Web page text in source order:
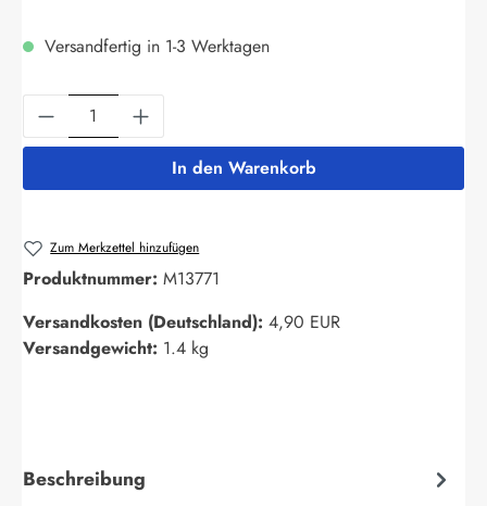
Versandfertig in 1-3 Werktagen
Produkt Anzahl: Gib den gewünschten
In den Warenkorb
Zum Merkzettel hinzufügen
Produktnummer: M13771
Versandkosten (Deutschland): 4,90 EUR
Versandgewicht: 1.4 kg
Beschreibung